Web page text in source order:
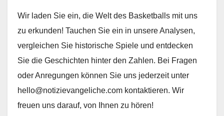
Wir laden Sie ein, die Welt des Basketballs mit uns
zu erkunden! Tauchen Sie ein in unsere Analysen,
vergleichen Sie historische Spiele und entdecken
Sie die Geschichten hinter den Zahlen. Bei Fragen
oder Anregungen können Sie uns jederzeit unter
hello@notizievangeliche.com kontaktieren. Wir
freuen uns darauf, von Ihnen zu hören!